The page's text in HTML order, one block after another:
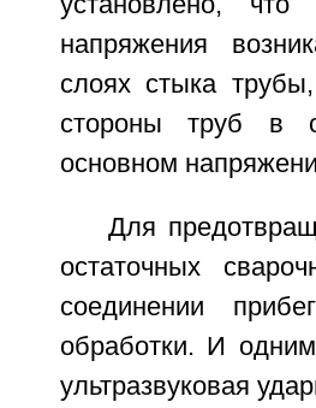
напряжения
слоях стыка
стороны труб в
основном
Для
остаточных
соединении
обработки. И
ультразвуковая